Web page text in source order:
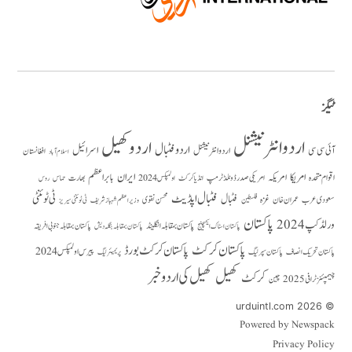
ٹیگز
آئی سی سی اردو انٹرنیشنل اردو انٹر نیشنل اردو فٹبالاردو کھیل اسرائیل اسلام آباد افغانستان
اقوام متحدہ امریکا امریکہ امریکی صدر ڈونلڈ ٹرمپ انڈیا کرکٹ اولمپکس 2024 ایران بابر اعظم بھارت حماس روس
سعودی عرب عمران خان غزہ فلسطین فٹبال فٹبال اپڈیٹ محسن نقوی وزیراعظم شہباز شریف ٹی ٹوئنٹی سیریز ٹی ٹوئنٹی
ورلڈ کپ 2024
پاکستان پاکستان اسٹاک ایکسچینج پاکستان بمقابلہ انگلینڈ پاکستان بمقابلہ بنگلہ دیش پاکستان بمقابلہ جنوبی افریقہ
پاکستان تحریک انصاف پاکستان سپر لیگ پاکستان کرکٹ پاکستان کرکٹ بورڈ پریمیئر لیگ پیرس اولمپکس 2024
چیمپئنز ٹرافی 2025 چین کرکٹ کھیل کھیل کی اردو خبر
© 2026 urduintl.com
Powered by Newspack
Privacy Policy